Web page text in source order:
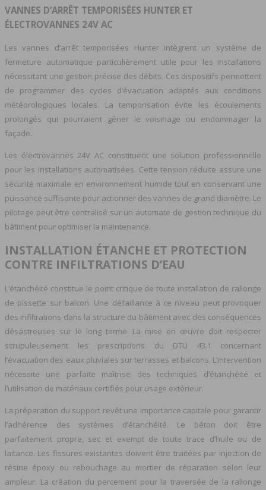
VANNES D’ARRÊT TEMPORISÉES HUNTER ET
ÉLECTROVANNES 24V AC
Les vannes d’arrêt temporisées Hunter intègrent un système de
fermeture automatique particulièrement utile pour les installations
nécessitant une gestion précise des débits. Ces dispositifs permettent
de programmer des cycles d’évacuation adaptés aux conditions
météorologiques locales. La temporisation évite les écoulements
prolongés qui pourraient gêner le voisinage ou endommager la
façade.
Les électrovannes 24V AC constituent une solution professionnelle
pour les installations automatisées. Cette tension réduite assure une
sécurité maximale en environnement humide tout en conservant une
puissance suffisante pour actionner des vannes de grand diamètre. Le
pilotage peut être centralisé sur un automate de gestion technique du
bâtiment pour optimiser la maintenance.
INSTALLATION ÉTANCHE ET PROTECTION
CONTRE INFILTRATIONS D’EAU
L’étanchéité constitue le point critique de toute installation de rallonge
de pissette sur balcon. Une défaillance à ce niveau peut provoquer
des infiltrations dans la structure du bâtiment avec des conséquences
désastreuses sur le long terme. La mise en œuvre doit respecter
scrupuleusement les prescriptions du DTU 43.1 concernant
l’évacuation des eaux pluviales sur terrasses et balcons. L’intervention
nécessite une parfaite maîtrise des techniques d’étanchéité et
l’utilisation de matériaux certifiés pour usage extérieur.
La préparation du support revêt une importance capitale pour garantir
l’adhérence des systèmes d’étanchéité. Le béton doit être
parfaitement propre, sec et exempt de toute trace d’huile ou de
laitance. Les fissures existantes doivent être traitées par injection de
résine époxy ou rebouchage au mortier de réparation selon leur
ampleur. La création du percement pour la traversée de la rallonge